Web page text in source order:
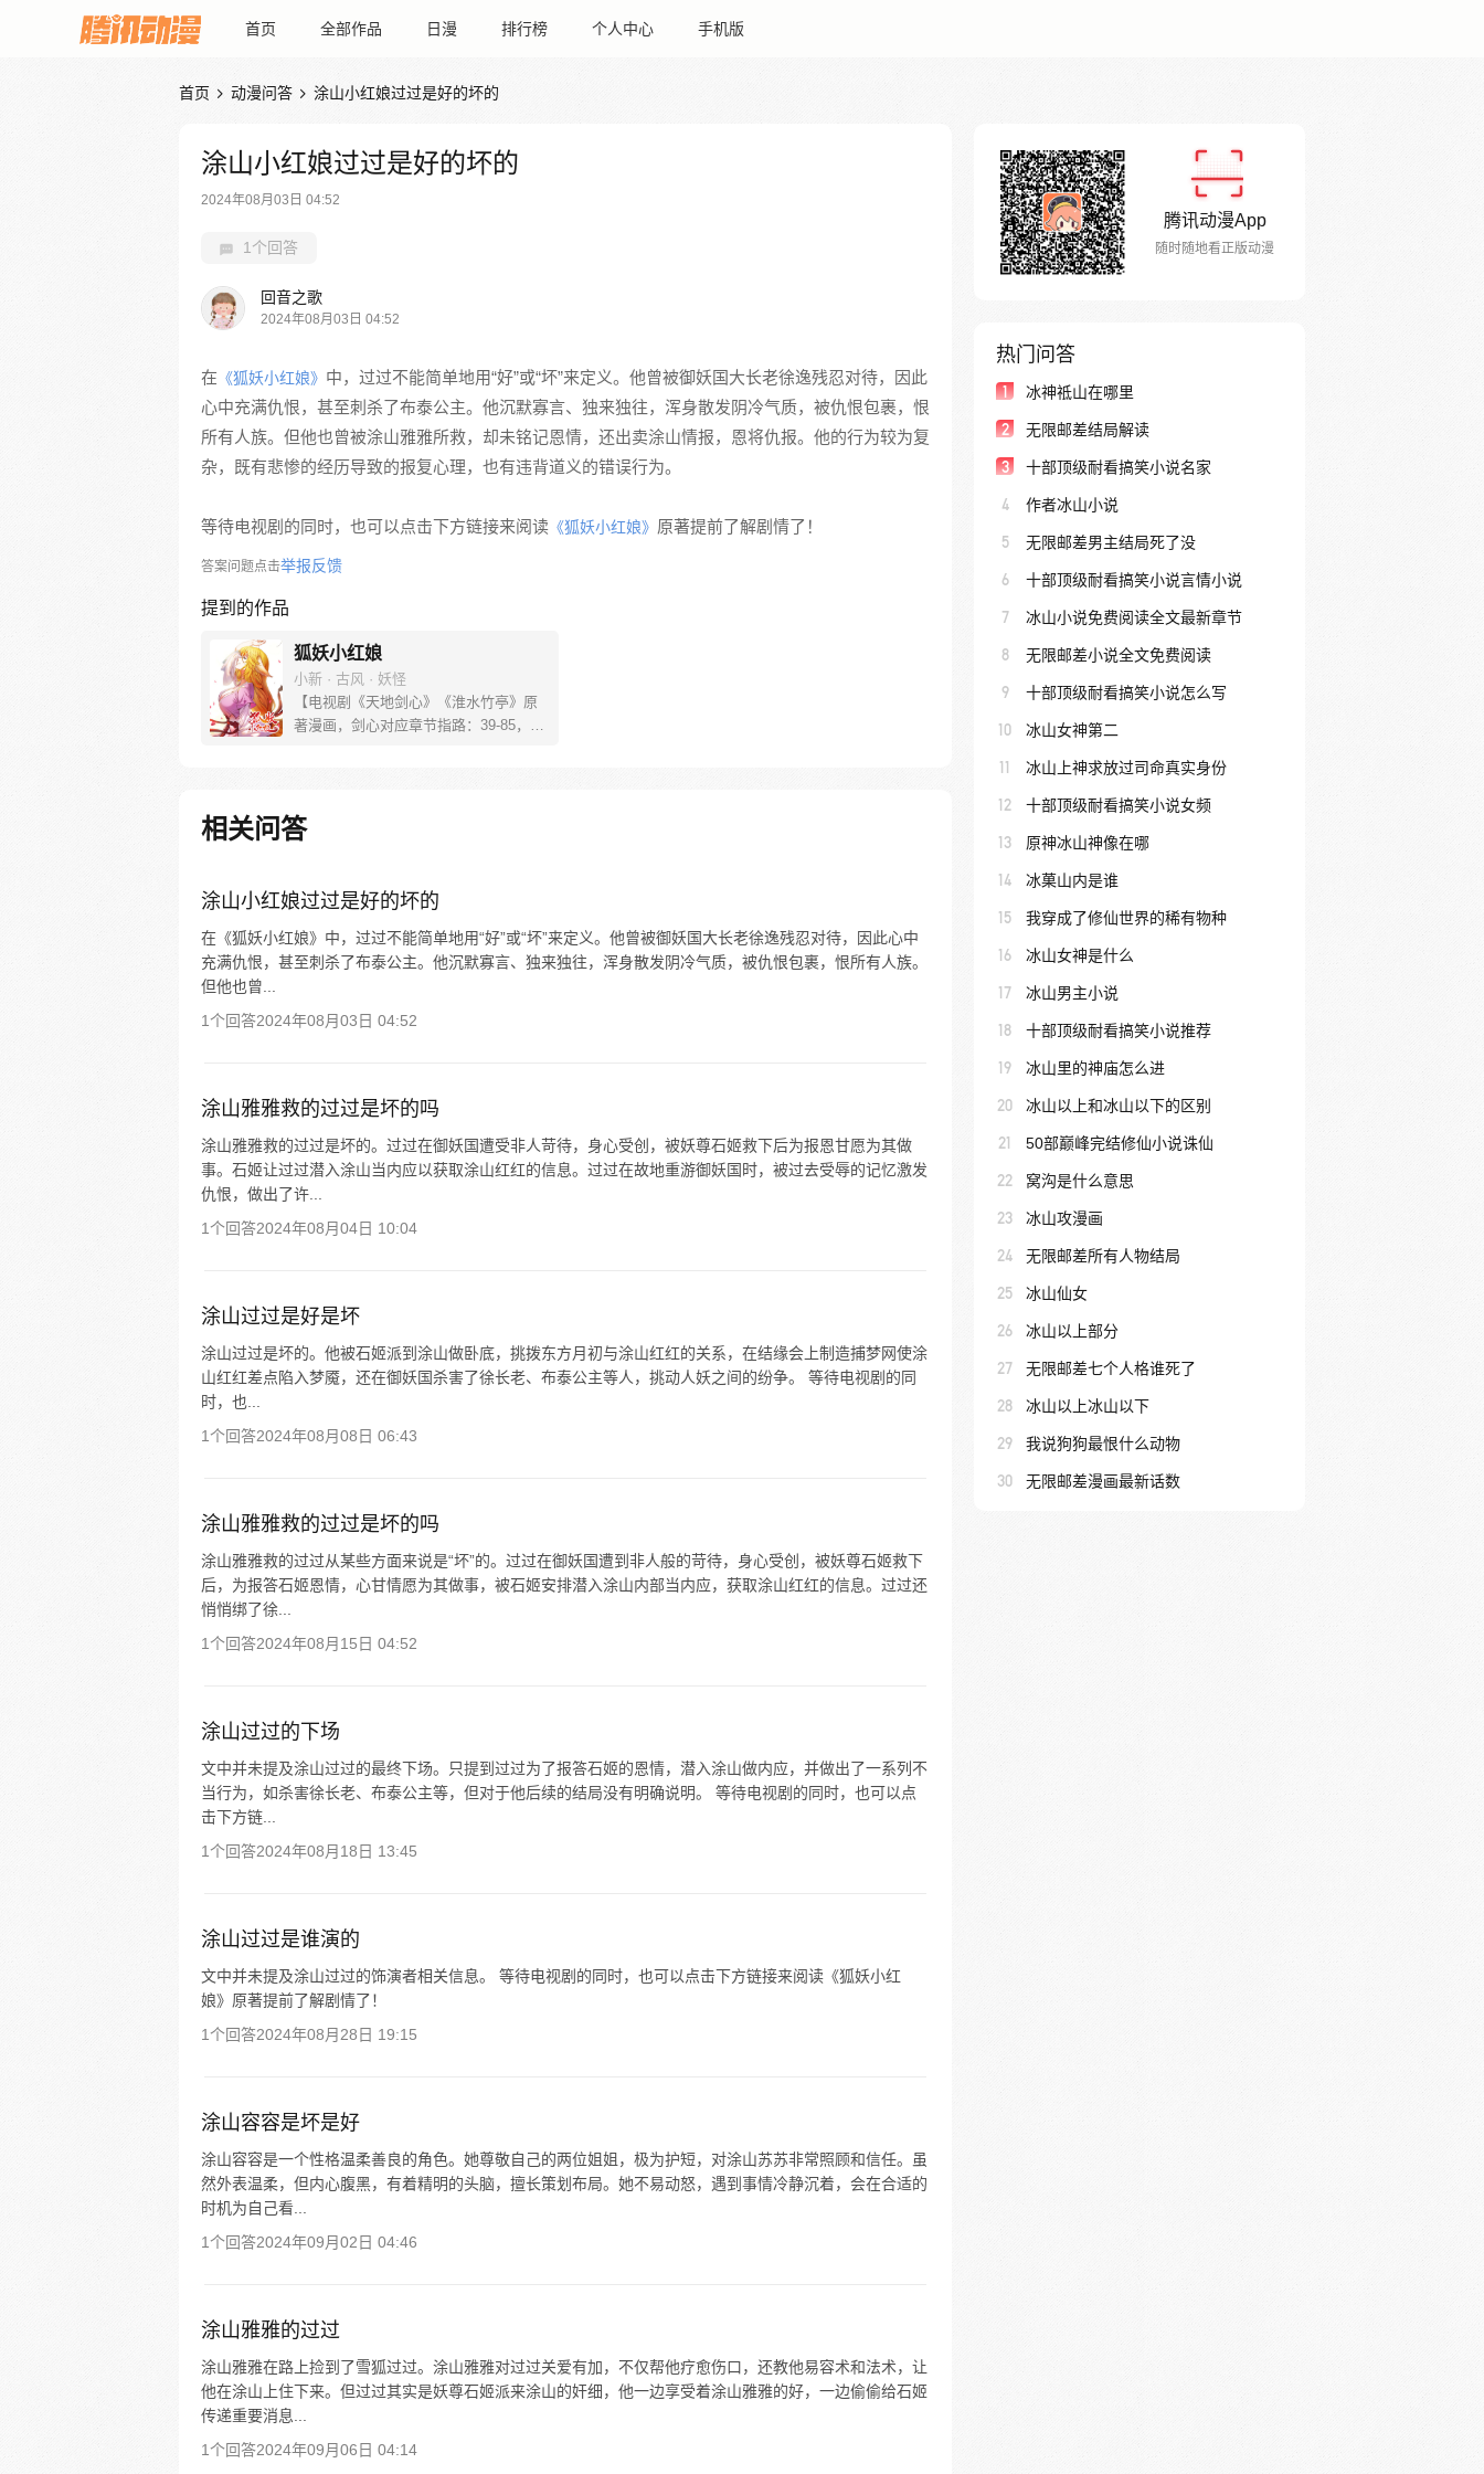
首页 全部作品 日漫 排行榜 个人中心 手机版
首页  动漫问答  涂山小红娘过过是好的坏的
涂山小红娘过过是好的坏的
2024年08月03日 04:52
1个回答
回音之歌
2024年08月03日 04:52
在 《狐妖小红娘》 中，过过不能简单地用“好”或“坏”来定义。他曾被御妖国大长老徐逸残忍对待，因此
心中充满仇恨，甚至刺杀了布泰公主。他沉默寡言、独来独往，浑身散发阴冷气质，被仇恨包裹，恨
所有人族。但他也曾被涂山雅雅所救，却未铭记恩情，还出卖涂山情报，恩将仇报。他的行为较为复
杂，既有悲惨的经历导致的报复心理，也有违背道义的错误行为。
等待电视剧的同时，也可以点击下方链接来阅读 《狐妖小红娘》 原著提前了解剧情了！
答案问题点击举报反馈
提到的作品
狐妖小红娘
小新 · 古风 · 妖怪
【电视剧《天地剑心》《淮水竹亭》原
著漫画，剑心对应章节指路：39-85，淮
新。）
相关问答
涂山小红娘过过是好的坏的
在《狐妖小红娘》中，过过不能简单地用“好”或“坏”来定义。他曾被御妖国大长老徐逸残忍对待，因此心中
充满仇恨，甚至刺杀了布泰公主。他沉默寡言、独来独往，浑身散发阴冷气质，被仇恨包裹，恨所有人族。
但他也曾...
1个回答2024年08月03日 04:52
涂山雅雅救的过过是坏的吗
涂山雅雅救的过过是坏的。过过在御妖国遭受非人苛待，身心受创，被妖尊石姬救下后为报恩甘愿为其做
事。石姬让过过潜入涂山当内应以获取涂山红红的信息。过过在故地重游御妖国时，被过去受辱的记忆激发
仇恨，做出了许...
1个回答2024年08月04日 10:04
涂山过过是好是坏
涂山过过是坏的。他被石姬派到涂山做卧底，挑拨东方月初与涂山红红的关系，在结缘会上制造捕梦网使涂
山红红差点陷入梦魇，还在御妖国杀害了徐长老、布泰公主等人，挑动人妖之间的纷争。 等待电视剧的同
时，也...
1个回答2024年08月08日 06:43
涂山雅雅救的过过是坏的吗
涂山雅雅救的过过从某些方面来说是“坏”的。过过在御妖国遭到非人般的苛待，身心受创，被妖尊石姬救下
后，为报答石姬恩情，心甘情愿为其做事，被石姬安排潜入涂山内部当内应，获取涂山红红的信息。过过还
悄悄绑了徐...
1个回答2024年08月15日 04:52
涂山过过的下场
文中并未提及涂山过过的最终下场。只提到过过为了报答石姬的恩情，潜入涂山做内应，并做出了一系列不
当行为，如杀害徐长老、布泰公主等，但对于他后续的结局没有明确说明。 等待电视剧的同时，也可以点
击下方链...
1个回答2024年08月18日 13:45
涂山过过是谁演的
文中并未提及涂山过过的饰演者相关信息。 等待电视剧的同时，也可以点击下方链接来阅读《狐妖小红
娘》原著提前了解剧情了！
1个回答2024年08月28日 19:15
涂山容容是坏是好
涂山容容是一个性格温柔善良的角色。她尊敬自己的两位姐姐，极为护短，对涂山苏苏非常照顾和信任。虽
然外表温柔，但内心腹黑，有着精明的头脑，擅长策划布局。她不易动怒，遇到事情冷静沉着，会在合适的
时机为自己看...
1个回答2024年09月02日 04:46
涂山雅雅的过过
涂山雅雅在路上捡到了雪狐过过。涂山雅雅对过过关爱有加，不仅帮他疗愈伤口，还教他易容术和法术，让
他在涂山上住下来。但过过其实是妖尊石姬派来涂山的奸细，他一边享受着涂山雅雅的好，一边偷偷给石姬
传递重要消息...
1个回答2024年09月06日 04:14
腾讯动漫App
随时随地看正版动漫
热门问答
1 冰神祗山在哪里
2 无限邮差结局解读
3 十部顶级耐看搞笑小说名家
4 作者冰山小说
5 无限邮差男主结局死了没
6 十部顶级耐看搞笑小说言情小说
7 冰山小说免费阅读全文最新章节
8 无限邮差小说全文免费阅读
9 十部顶级耐看搞笑小说怎么写
10 冰山女神第二
11 冰山上神求放过司命真实身份
12 十部顶级耐看搞笑小说女频
13 原神冰山神像在哪
14 冰菓山内是谁
15 我穿成了修仙世界的稀有物种
16 冰山女神是什么
17 冰山男主小说
18 十部顶级耐看搞笑小说推荐
19 冰山里的神庙怎么进
20 冰山以上和冰山以下的区别
21 50部巅峰完结修仙小说诛仙
22 窝沟是什么意思
23 冰山攻漫画
24 无限邮差所有人物结局
25 冰山仙女
26 冰山以上部分
27 无限邮差七个人格谁死了
28 冰山以上冰山以下
29 我说狗狗最恨什么动物
30 无限邮差漫画最新话数